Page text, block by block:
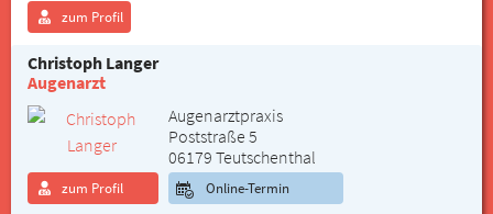
zum Profil
Christoph Langer
Augenarzt
Augenarztpraxis
Poststraße 5
06179 Teutschenthal
zum Profil Online-Termin